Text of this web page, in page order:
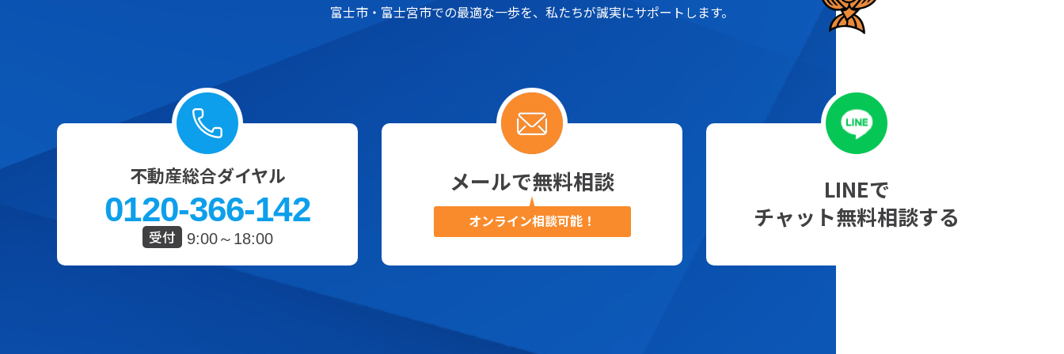
富士市・富士宮市での最適な一歩を、 私たちが誠実にサポートします。
不動産総合ダイヤル
0120-366-142
受付 9:00～18:00
メールで無料相談
オンライン相談可能！
LINEで
チャット無料相談する